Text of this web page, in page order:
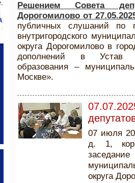
Решением Совета
Дорогомилово от
публичных слушаний по
внутригородского
округа Дорогомилово в
дополнений в Устав
образования –
Москве».
07 июля
д. 1,
заседание
округа